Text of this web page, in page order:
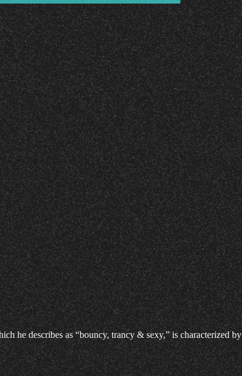
he describes as “bouncy, trancy & sexy,” is characterized by